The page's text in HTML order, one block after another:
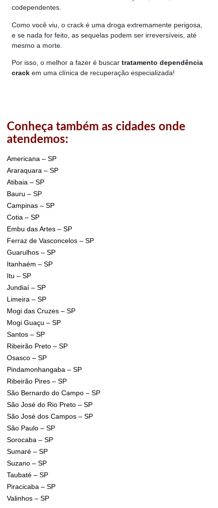
codependentes.
Como você viu, o crack é uma droga extremamente perigosa,
e se nada for feito, as sequelas podem ser irreversíveis, até
mesmo a morte.
Por isso, o melhor a fazer é buscar tratamento dependência
crack em uma clínica de recuperação especializada!
Conheça também as cidades onde
atendemos:
Americana – SP
Araraquara – SP
Atibaia – SP
Bauru – SP
Campinas – SP
Cotia – SP
Embu das Artes – SP
Ferraz de Vasconcelos – SP
Guarulhos – SP
Itanhaém – SP
Itu – SP
Jundiaí – SP
Limeira – SP
Mogi das Cruzes – SP
Mogi Guaçu – SP
Santos – SP
Ribeirão Preto – SP
Osasco – SP
Pindamonhangaba – SP
Ribeirão Pires – SP
São Bernardo do Campo – SP
São José do Rio Preto – SP
São José dos Campos – SP
São Paulo – SP
Sorocaba – SP
Sumaré – SP
Suzano – SP
Taubaté – SP
Piracicaba – SP
Valinhos – SP